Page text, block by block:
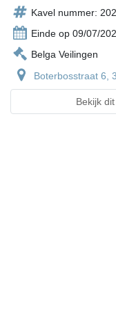
Kavel nummer:
Einde op 09/07/
Belga Veilingen
Boterbosstraat 6,
Bekijk